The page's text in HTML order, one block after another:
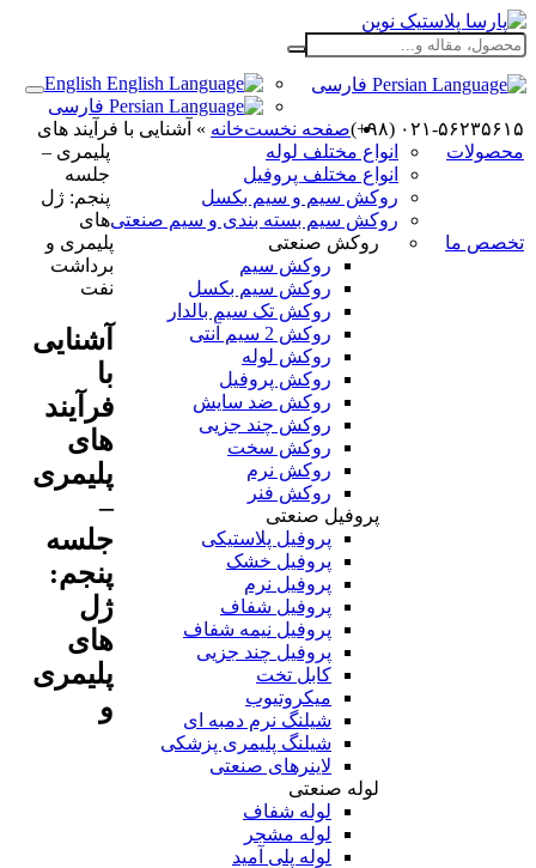
فارسی
فارسی
۰۲۱-۵۶۲۳۵۶۱۵ (۹۸+)
صفحه نخست
محصولات
انواع مختلف لوله
انواع مختلف پروفیل
روکش سیم و سیم بکسل
روکش سیم بسته بندی و سیم صنعتی
تخصص ما
روکش صنعتی
روکش سیم
روکش سیم بکسل
روکش تک سیم بالدار
روکش 2 سیم آنتی
روکش لوله
روکش پروفیل
روکش ضد سایش
روکش چند جزیی
روکش سخت
روکش نرم
روکش فنر
پروفیل صنعتی
پروفیل پلاستیکی
پروفیل خشک
پروفیل نرم
پروفیل شفاف
پروفیل نیمه شفاف
پروفیل چند جزیی
کابل تخت
میکروتیوب
شیلنگ نرم دمبه ای
شیلنگ پلیمری پزشکی
لاینرهای صنعتی
لوله صنعتی
لوله شفاف
لوله مشجر
لوله پلی آمید
خانه » آشنایی با فرآیند های
پلیمری –
جلسه
پنجم: ژل
های
پلیمری و
برداشت
نفت
آشنایی
با
فرآیند
های
پلیمری
–
جلسه
پنجم:
ژل
های
پلیمری
و